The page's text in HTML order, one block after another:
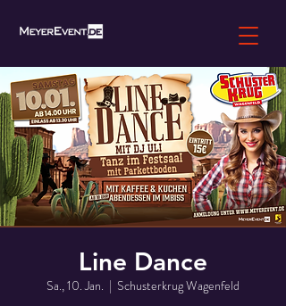
Line Dance
Sa., 10. Jan.
  |
Schusterkrug Wagenfeld